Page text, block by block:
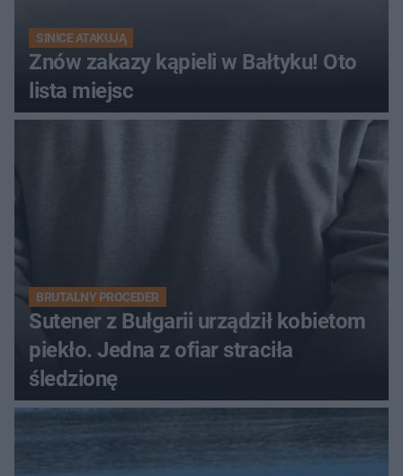
SINICE ATAKUJĄ
Znów zakazy kąpieli w Bałtyku! Oto
lista miejsc
BRUTALNY PROCEDER
Sutener z Bułgarii urządził kobietom
piekło. Jedna z ofiar straciła
śledzionę